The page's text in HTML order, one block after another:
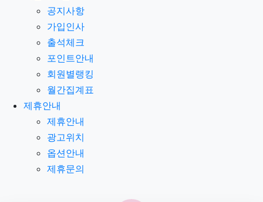
공지사항
가입인사
출석체크
포인트안내
회원별랭킹
월간집계표
제휴안내
제휴안내
광고위치
옵션안내
제휴문의